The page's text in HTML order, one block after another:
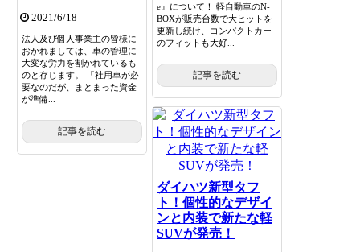
2021/6/18
法人及び個人事業主の皆様に
おかれましては、車の管理に
大変な労力を割かれているも
のと存じます。 「社用車が必
要なのだが、まとまった資金
が準備...
記事を読む
e』について！ 軽自動車のN-
BOXが販売台数で大ヒットを
更新し続け、コンパクトカー
のフィットも大好...
記事を読む
ダイハツ新型タフ
ト！個性的なデザイ
ンと内装で新たな軽
SUVが発売！